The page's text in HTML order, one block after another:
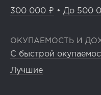
300 000 ₽ • До 500
ОКУПАЕМОСТЬ И
С быстрой
Лучшие